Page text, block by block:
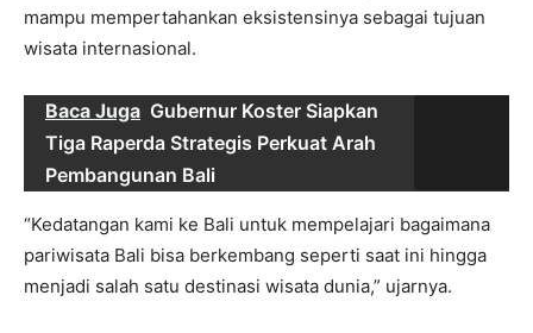
mampu mempertahankan eksistensinya sebagai tujuan
wisata internasional.
Baca Juga Gubernur Koster Siapkan
Tiga Raperda Strategis Perkuat Arah
Pembangunan Bali
“Kedatangan kami ke Bali untuk mempelajari bagaimana
pariwisata Bali bisa berkembang seperti saat ini hingga
menjadi salah satu destinasi wisata dunia,” ujarnya.